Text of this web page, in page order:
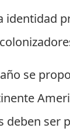
identidad
se
deben